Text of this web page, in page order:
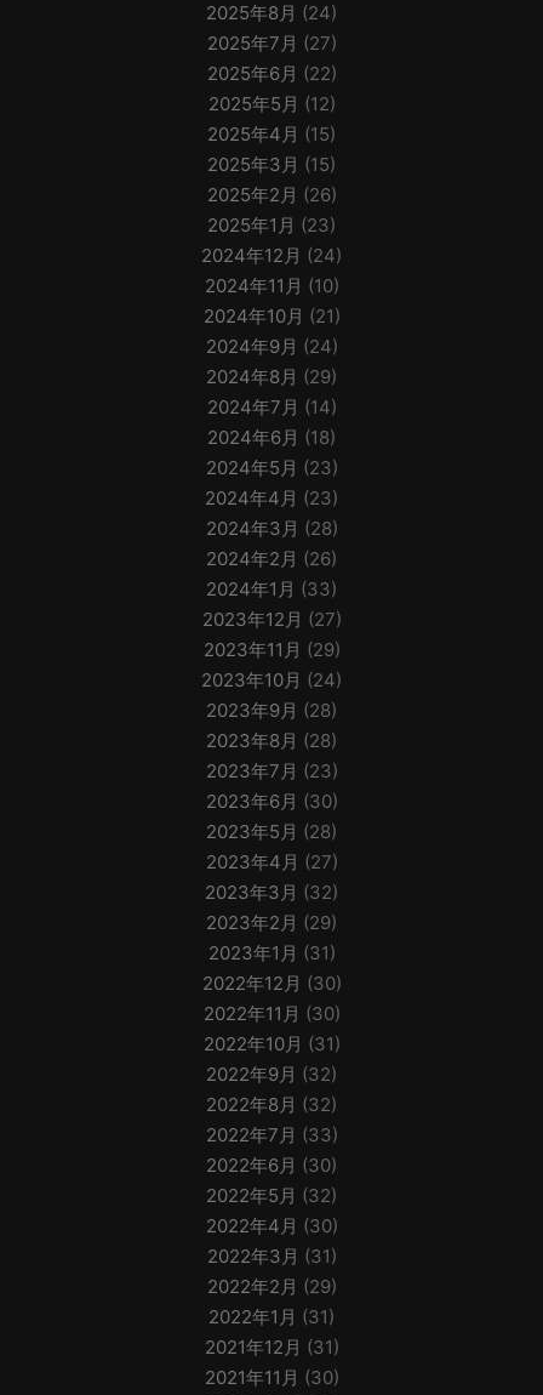
2025年8月 (24)
2025年7月 (27)
2025年6月 (22)
2025年5月 (12)
2025年4月 (15)
2025年3月 (15)
2025年2月 (26)
2025年1月 (23)
2024年12月 (24)
2024年11月 (10)
2024年10月 (21)
2024年9月 (24)
2024年8月 (29)
2024年7月 (14)
2024年6月 (18)
2024年5月 (23)
2024年4月 (23)
2024年3月 (28)
2024年2月 (26)
2024年1月 (33)
2023年12月 (27)
2023年11月 (29)
2023年10月 (24)
2023年9月 (28)
2023年8月 (28)
2023年7月 (23)
2023年6月 (30)
2023年5月 (28)
2023年4月 (27)
2023年3月 (32)
2023年2月 (29)
2023年1月 (31)
2022年12月 (30)
2022年11月 (30)
2022年10月 (31)
2022年9月 (32)
2022年8月 (32)
2022年7月 (33)
2022年6月 (30)
2022年5月 (32)
2022年4月 (30)
2022年3月 (31)
2022年2月 (29)
2022年1月 (31)
2021年12月 (31)
2021年11月 (30)